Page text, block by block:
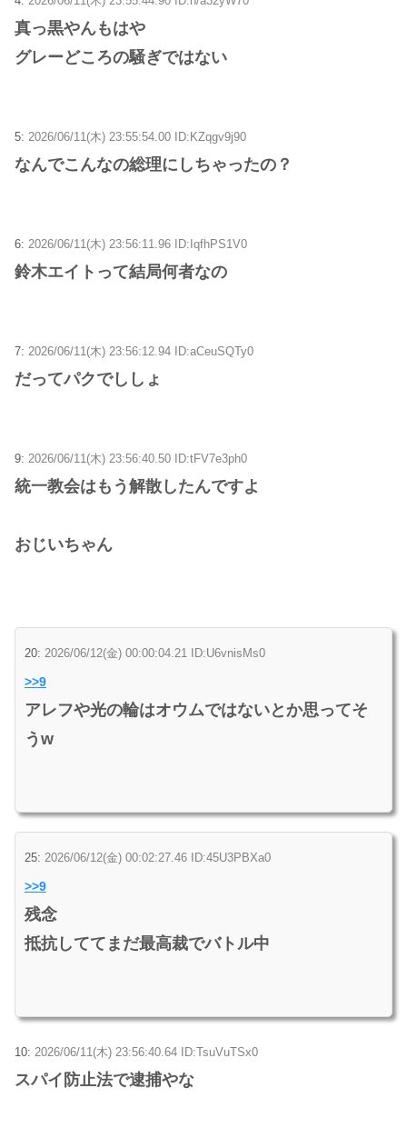
真っ黒やんもはや
グレーどころの騒ぎではない
5: 2026/06/11(木) 23:55:54.00 ID:KZqgv9j90
なんでこんなの総理にしちゃったの？
6: 2026/06/11(木) 23:56:11.96 ID:IqfhPS1V0
鈴木エイトって結局何者なの
7: 2026/06/11(木) 23:56:12.94 ID:aCeuSQTy0
だってパクでししょ
9: 2026/06/11(木) 23:56:40.50 ID:tFV7e3ph0
統一教会はもう解散したんですよ
おじいちゃん
20: 2026/06/12(金) 00:00:04.21 ID:U6vnisMs0
>>9
アレフや光の輪はオウムではないとか思ってそ
うw
25: 2026/06/12(金) 00:02:27.46 ID:45U3PBXa0
>>9
残念
抵抗しててまだ最高裁でバトル中
10: 2026/06/11(木) 23:56:40.64 ID:TsuVuTSx0
スパイ防止法で逮捕やな